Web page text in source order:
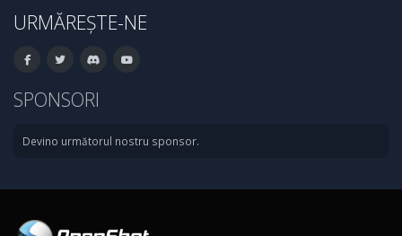
URMĂREȘTE-NE
SPONSORI
Devino următorul nostru sponsor.